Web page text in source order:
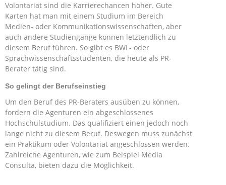
Volontariat sind die Karrierechancen höher. Gute
Karten hat man mit einem Studium im Bereich
Medien- oder Kommunikationswissenschaften, aber
auch andere Studiengänge können letztendlich zu
diesem Beruf führen. So gibt es BWL- oder
Sprachwissenschaftsstudenten, die heute als PR-
Berater tätig sind.
So gelingt der Berufseinstieg
Um den Beruf des PR-Beraters ausüben zu können,
fordern die Agenturen ein abgeschlossenes
Hochschulstudium. Das qualifiziert einen jedoch noch
lange nicht zu diesem Beruf. Deswegen muss zunächst
ein Praktikum oder Volontariat angeschlossen werden.
Zahlreiche Agenturen, wie zum Beispiel Media
Consulta, bieten dazu die Möglichkeit.